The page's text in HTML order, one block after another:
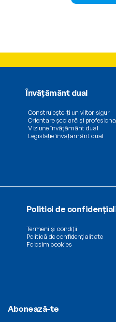
Învățământ dual
Construiește-ți un viitor sigur
Orientare școlară și
Viziune învățământ dual
Legislație învățământ dual
Politici de
Termeni și condiții
Politică de confidențialitate
Folosim cookies
Abonează-te